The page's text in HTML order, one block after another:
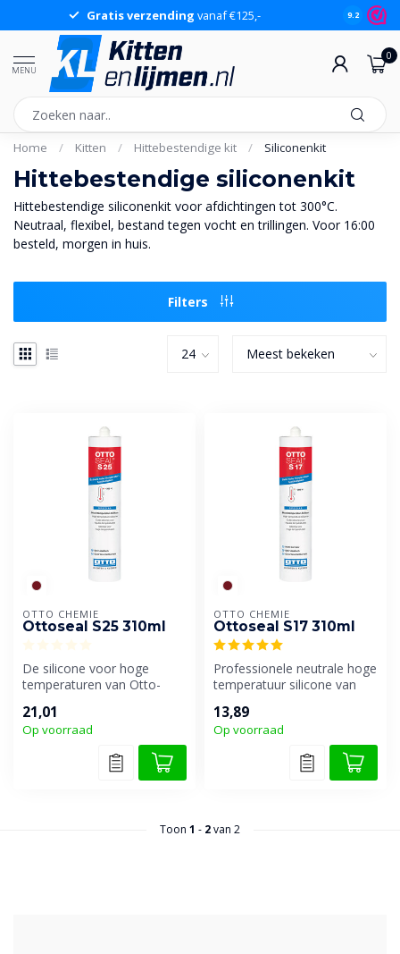
Gratis verzending vanaf €125,- 9.2
MENU
0
Home / Kitten / Hittebestendige kit / Siliconenkit
Hittebestendige siliconenkit
Hittebestendige siliconenkit voor afdichtingen tot 300°C.
Neutraal, flexibel, bestand tegen vocht en trillingen. Voor 16:00
besteld, morgen in huis.
Filters
OTTO CHEMIE
Ottoseal S25 310ml
De silicone voor hoge
temperaturen van Otto-
binnen en buit...
21,01
Op voorraad
OTTO CHEMIE
Ottoseal S17 310ml
Professionele neutrale hoge
temperatuur silicone van
voor ...
13,89
Op voorraad
Toon 1 - 2van 2